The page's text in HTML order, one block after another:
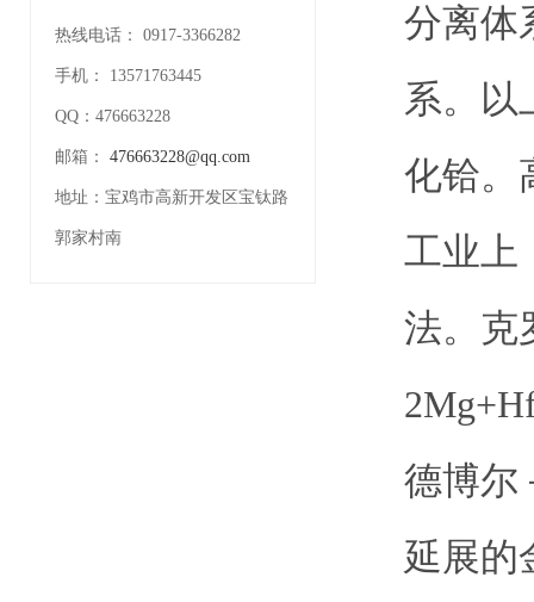
分离体
系。以
化铪。
工业上
法。克
德博尔
延展的
热线电话： 0917-3366282
手机： 13571763445
QQ： 476663228
邮箱： 476663228@qq.com
地址： 宝鸡市高新开发区宝钛路
郭家村南